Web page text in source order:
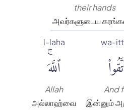
their hands
அவர்களுடைய
wa-
And
இன்னும்
l-laha
ٱللَّهَۚ
Allah
அல்லாஹ்வை